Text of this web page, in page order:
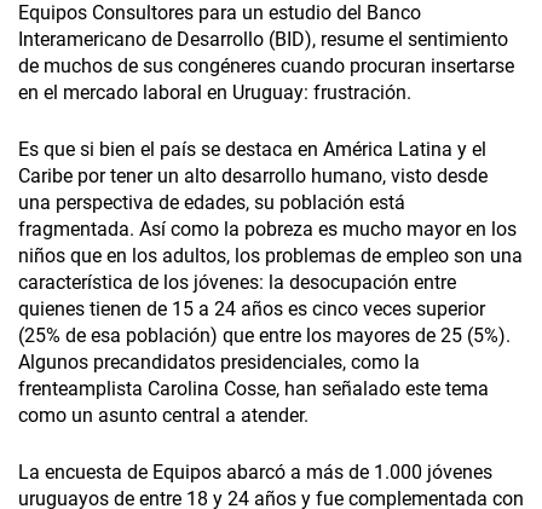
Equipos Consultores para un estudio del Banco
Interamericano de Desarrollo (BID), resume el sentimiento
de muchos de sus congéneres cuando procuran insertarse
en el mercado laboral en Uruguay: frustración.
Es que si bien el país se destaca en América Latina y el
Caribe por tener un alto desarrollo humano, visto desde
una perspectiva de edades, su población está
fragmentada. Así como la pobreza es mucho mayor en los
niños que en los adultos, los problemas de empleo son una
característica de los jóvenes: la desocupación entre
quienes tienen de 15 a 24 años es cinco veces superior
(25% de esa población) que entre los mayores de 25 (5%).
Algunos precandidatos presidenciales, como la
frenteamplista Carolina Cosse, han señalado este tema
como un asunto central a atender.
La encuesta de Equipos abarcó a más de 1.000 jóvenes
uruguayos de entre 18 y 24 años y fue complementada con